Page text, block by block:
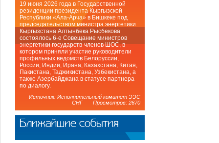
19 июня 2026 года в Государственной
резиденции президента Кыргызской
Республики «Ала-Арча» в Бишкеке под
председательством министра энергетики
Кыргызстана Алтынбека Рысбекова
состоялось 6-е Совещание министров
энергетики государств-членов ШОС, в
котором приняли участие руководители
профильных ведомств Белоруссии,
России, Индии, Ирана, Кахахстана, Китая,
Пакистана, Таджикистана, Узбекистана, а
также Азербайджана в статусе партнера
по диалогу.
Источник: Исполнительный комитет ЭЭС
СНГ Просмотров: 2670
Ближайшие события